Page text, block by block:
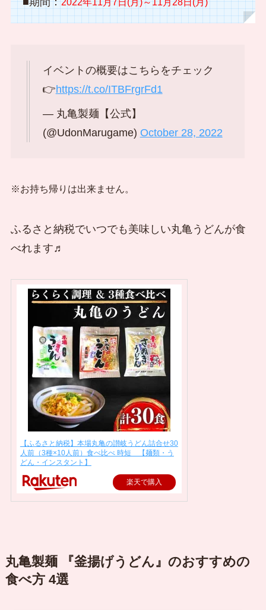
2022年11月7日(月)～11月28日(月)
イベントの概要はこちらをチェック
👉https://t.co/ITBFrgrFd1
— 丸亀製麺【公式】
(@UdonMarugame) October 28, 2022
※お持ち帰りは出来ません。
ふるさと納税でいつでも美味しい丸亀うどんが食
べれます♬
【ふるさと納税】本場丸亀の讃岐うどん詰合せ30
人前（3種×10人前）食べ比べ 時短 【麺類・う
どん・インスタント】
楽天で購入
丸亀製麺 『釜揚げうどん』のおすすめの
食べ方 4選